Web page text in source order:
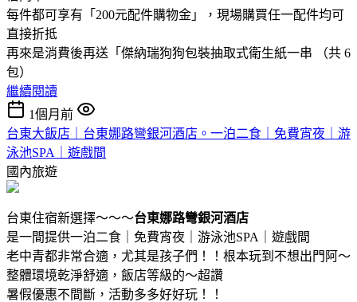
每件都可享有「200元配件購物金」，現場購買任一配件均可
直接折抵
再來是消費後再送「傑納瑞狗狗包裝抽取式衛生紙一串 （共 6
包）
繼續閱讀
1個月前
台東大飯店｜台東娜路彎銀河酒店。一泊二食｜免費宵夜｜游
泳池SPA｜遊戲間
國內旅遊
台東住宿新選擇～～～台東娜路彎銀河酒店
是一間提供一泊二食｜免費宵夜｜游泳池SPA｜遊戲間
老中青都非常合適，尤其是孩子們！！根本玩到不想出門阿～
整體環境乾淨舒適，飯店等級的～超讚
暑假優惠不間斷，活動多多好好玩！！